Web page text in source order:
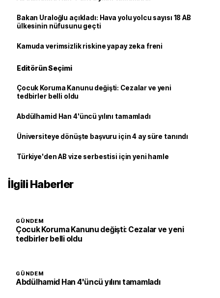
Bakan Uraloğlu açıkladı: Hava yolu yolcu sayısı 18 AB
ülkesinin nüfusunu geçti
Kamuda verimsizlik riskine yapay zeka freni
Editörün Seçimi
Çocuk Koruma Kanunu değişti: Cezalar ve yeni
tedbirler belli oldu
Abdülhamid Han 4'üncü yılını tamamladı
Üniversiteye dönüşte başvuru için 4 ay süre tanındı
Türkiye'den AB vize serbestisi için yeni hamle
İlgili Haberler
GÜNDEM
Çocuk Koruma Kanunu değişti: Cezalar ve yeni
tedbirler belli oldu
GÜNDEM
Abdülhamid Han 4'üncü yılını tamamladı